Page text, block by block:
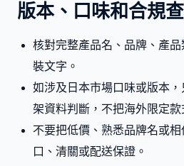
版本、口味和合規
核對完整產品名、品牌、產
裝文字。
如涉及日本市場口味或版本
架資料判斷，不把海外限定款
不要把低價、熟悉品牌名或
口、清關或配送保證。